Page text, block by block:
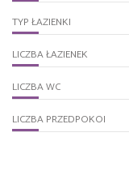
TYP ŁAZIENKI
LICZBA ŁAZIENEK
LICZBA WC
LICZBA PRZEDPOKOI